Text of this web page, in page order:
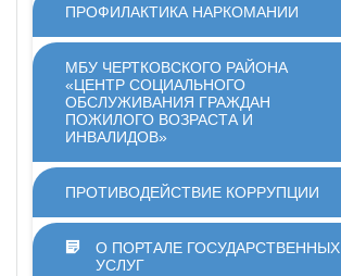
ПРОФИЛАКТИКА НАРКОМАНИИ
МБУ ЧЕРТКОВСКОГО РАЙОНА
«ЦЕНТР СОЦИАЛЬНОГО
ОБСЛУЖИВАНИЯ ГРАЖДАН
ПОЖИЛОГО ВОЗРАСТА И
ИНВАЛИДОВ»
ПРОТИВОДЕЙСТВИЕ КОРРУПЦИИ
О ПОРТАЛЕ ГОСУДАРСТВЕННЫХ
УСЛУГ